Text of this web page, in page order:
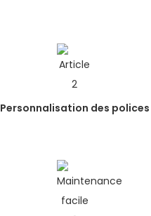
Personnalisation des polices